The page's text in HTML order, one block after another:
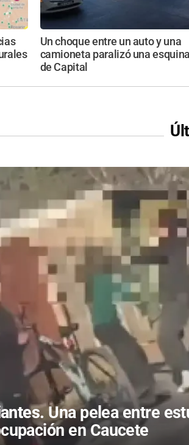
Un choque entre un auto y una
camioneta paralizó una
de Capital
Una pelea entre
en Caucete